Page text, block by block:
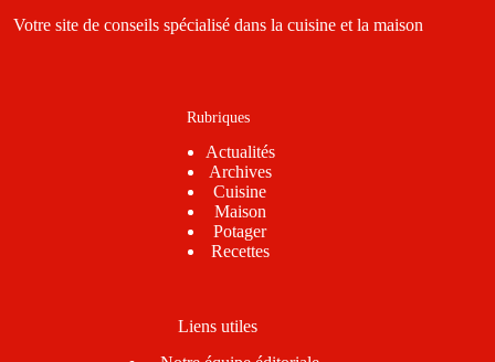
Votre site de conseils spécialisé dans la cuisine et la maison
Rubriques
Actualités
Archives
Cuisine
Maison
Potager
Recettes
Liens utiles